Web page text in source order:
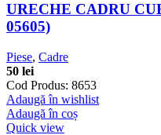
URECHE CADRU
05605)
Piese, Cadre
50 lei
Cod Produs: 8653
Adaugă în wishlist
Adaugă în coș
Quick view